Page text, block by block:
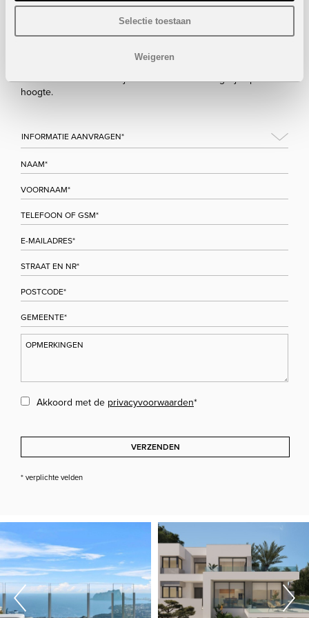
Selectie toestaan
Weigeren
Bezoek/infoaanvraag
Wenst u meer informatie over dit project, gelieve dan dit
formulier in te vullen. Wij houden u zo snel mogelijk op de
hoogte.
Akkoord met de privacyvoorwaarden*
VERZENDEN
* verplichte velden